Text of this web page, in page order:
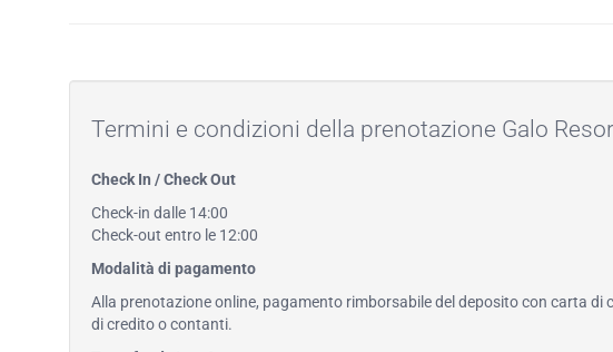
Termini e condizioni della prenotazione Galo
Check In / Check Out
Check-in dalle 14:00
Check-out entro le 12:00
Modalità di pagamento
Alla prenotazione online, pagamento rimborsabile del deposito con carta
di credito o contanti.